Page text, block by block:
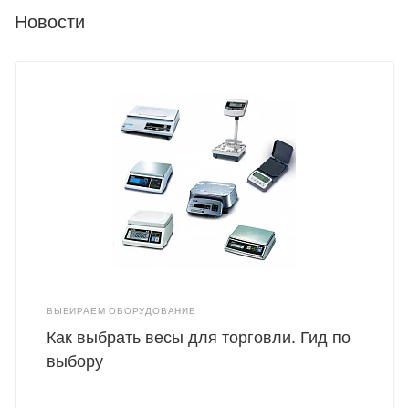
Новости
ВЫБИРАЕМ ОБОРУДОВАНИЕ
Как выбрать весы для торговли. Гид по
выбору